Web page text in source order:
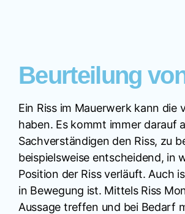
Beurteilung
Ein Riss im Mauerwerk kann die
haben. Es kommt immer darauf
Sachverständigen den Riss, zu
beispielsweise entscheidend, in
Position der Riss verläuft. Auch
in Bewegung ist. Mittels Riss
Aussage treffen und bei Bedarf